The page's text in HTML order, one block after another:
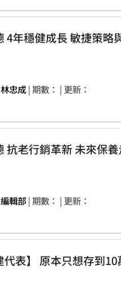
優世德 4年穩
林忠成| 期數： | 更新：
優世德 抗老行銷革新 未來
編輯部| 期數： | 更新：